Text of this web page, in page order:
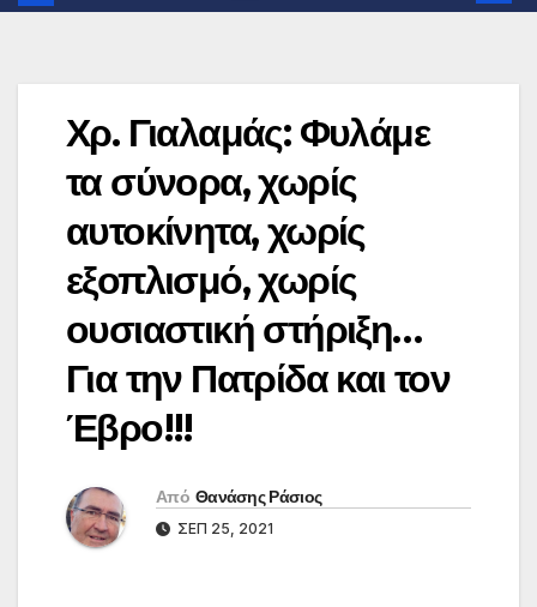
Χρ. Γιαλαμάς: Φυλάμε
τα σύνορα, χωρίς
αυτοκίνητα, χωρίς
εξοπλισμό, χωρίς
ουσιαστική στήριξη…
Για την Πατρίδα και τον
Έβρο!!!
Από Θανάσης Ράσιος
ΣΕΠ 25, 2021